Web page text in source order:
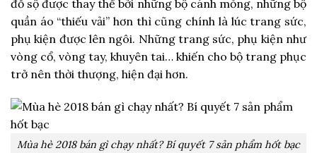
đồ sộ được thay thế bởi những bộ cánh mỏng, những bộ
quần áo “thiếu vải” hơn thì cũng chính là lúc trang sức,
phụ kiện được lên ngôi. Những trang sức, phụ kiện như
vòng cổ, vòng tay, khuyên tai… khiến cho bộ trang phục
trở nên thời thượng, hiện đại hơn.
Mùa hè 2018 bán gì chạy nhất? Bí quyết 7 sản phẩm hốt bạc